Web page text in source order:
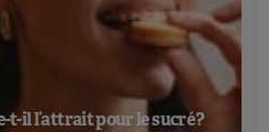
t-il l’attrait pour le sucré ?